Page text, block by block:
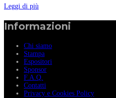
Leggi di più
Informazioni
Chi siamo
Stampa
Espositori
Sponsor
F.A.Q.
Contatti
Privacy e Cookies Policy